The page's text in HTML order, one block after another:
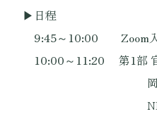
▶日程
9:45～10:00 Zoom
10:00～11:20 第1部 官
岡山県教育庁
NPO法